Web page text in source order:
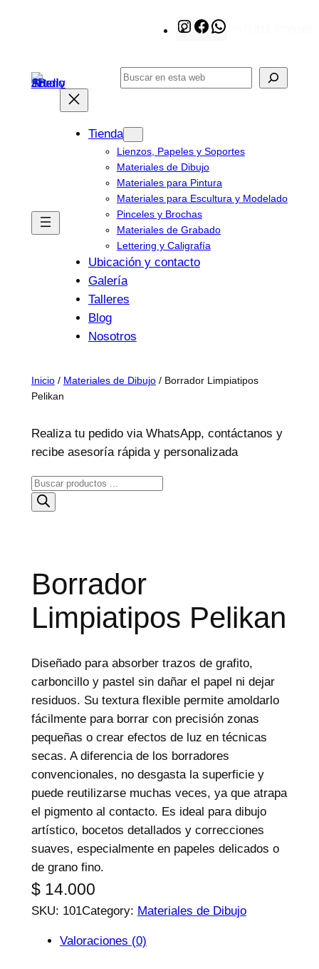
Instagram
Facebook
Buscar
Tienda
Lienzos, Papeles y Soportes
Materiales de Dibujo
Materiales para Pintura
Materiales para Escultura y Modelado
Pinceles y Brochas
Materiales de Grabado
Lettering y Caligrafía
Ubicación y contacto
Galería
Talleres
Blog
Nosotros
Inicio/ Materiales de Dibujo/ Borrador Limpiatipos
Pelikan
Realiza tu pedido via WhatsApp, contáctanos y
recibe asesoría rápida y personalizada
B
e
d
a
d
p
r
o
d
u
c
t
o
s
Borrador
Limpiatipos Pelikan
Diseñado para absorber trazos de grafito,
carboncillo y pastel sin dañar el papel ni dejar
residuos. Su textura flexible permite amoldarlo
fácilmente para borrar con precisión zonas
pequeñas o crear efectos de luz en técnicas
secas. A diferencia de los borradores
convencionales, no desgasta la superficie y
puede reutilizarse muchas veces, ya que atrapa
el pigmento al contacto. Es ideal para dibujo
artístico, bocetos detallados y correcciones
suaves, especialmente en papeles delicados o
de grano fino.
$14.000
SKU: 101Category: Materiales de Dibujo
Valoraciones (0)